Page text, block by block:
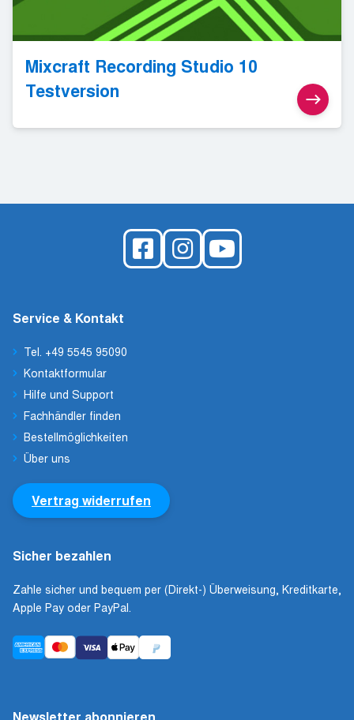
Mixcraft Recording Studio 10
Testversion
Service & Kontakt
Tel. +49 5545 95090
Kontaktformular
Hilfe und Support
Fachhändler finden
Bestellmöglichkeiten
Über uns
Vertrag widerrufen
Sicher bezahlen
Zahle sicher und bequem per (Direkt-) Überweisung, Kreditkarte,
Apple Pay oder PayPal.